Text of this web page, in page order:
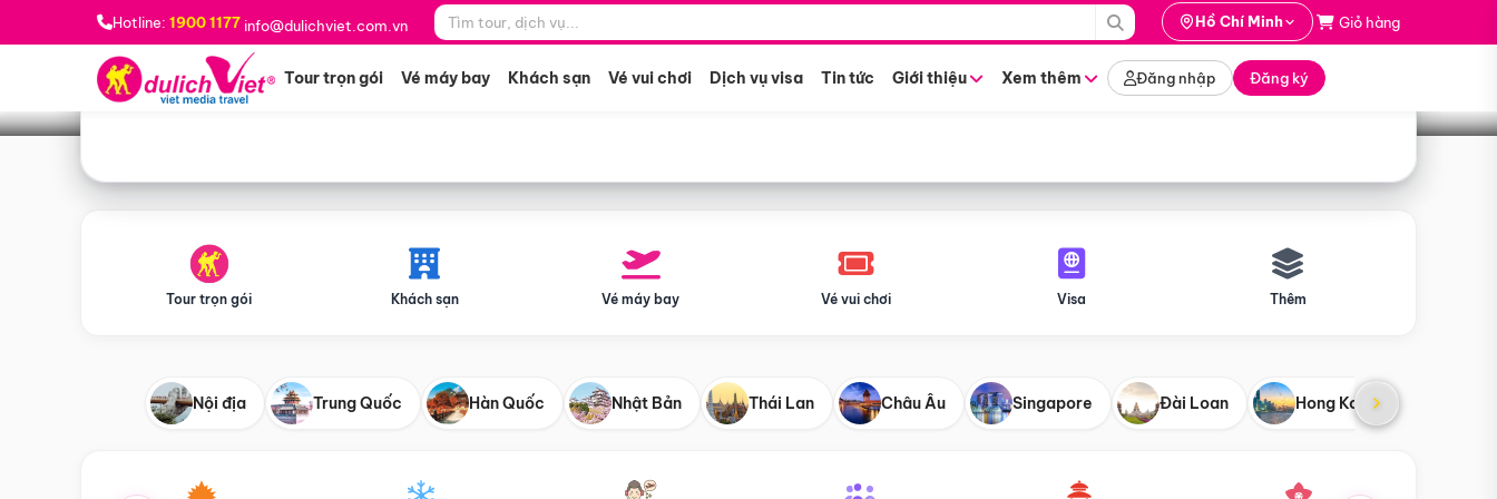
Hotline: 1900 1177 info@dulichviet.com.vn Hồ Chí Minh Giỏ hàng
Tour trọn gói Vé máy bay Khách sạn Vé vui chơi Dịch vụ visa Tin tức Giới thiệu Xem thêm Đăng nhập Đăng ký
Bạn muốn đi đâu? *
Tìm tour
Tour trọn gói Khách sạn Vé máy bay Vé vui chơi Visa Thêm
Nội địa Trung Quốc Hàn Quốc Nhật Bản Thái Lan Châu Âu Singapore Đài Loan Hong Kong